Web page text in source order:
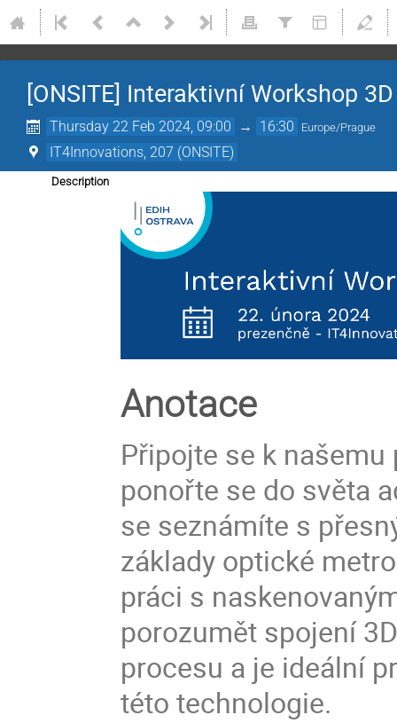
[ONSITE] Interaktivní Workshop
Thursday 22 Feb 2024, 09:00 → 16:30 Europe/Prague
IT4Innovations, 207 (ONSITE)
Description
Anotace
Připojte se k
ponořte se do světa
se seznámíte s
základy optické
práci s
porozumět spojení
procesu a je ideální
této technologie.